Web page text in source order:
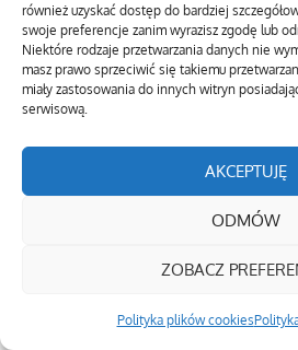
również uzyskać dostęp do bardziej
swoje preferencje zanim wyrazisz zgodę lub
Niektóre rodzaje przetwarzania danych nie
masz prawo sprzeciwić się takiemu
miały zastosowania do innych witryn
serwisową.
AKCEPTUJĘ
ODMÓW
ZOBACZ
Polityka plików cookies
Fotopułapki
leśnych wykroczeń
W 2012 roku za
tereny leśne strażnicy
Zapoznaj się z zawartością portalu
Prezentujemy warte uwagi noclegi w
Solina, Polańczyk, Ustrzyki Górne